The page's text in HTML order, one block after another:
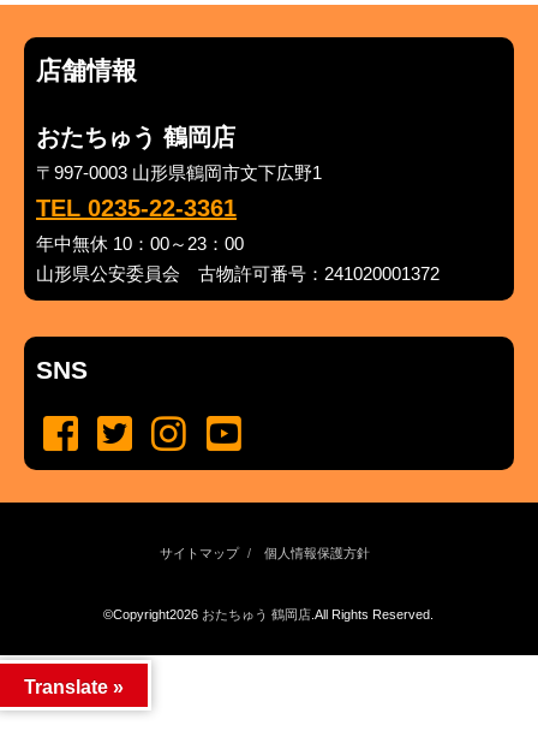
店舗情報
おたちゅう 鶴岡店
〒997-0003 山形県鶴岡市文下広野1
TEL 0235-22-3361
年中無休 10：00～23：00
山形県公安委員会 古物許可番号：241020001372
SNS
サイトマップ 個人情報保護方針
©Copyright2026 おたちゅう 鶴岡店 .All Rights Reserved.
Translate »